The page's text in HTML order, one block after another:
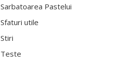
Sarbatoarea Pastelui
Sfaturi utile
Stiri
Teste